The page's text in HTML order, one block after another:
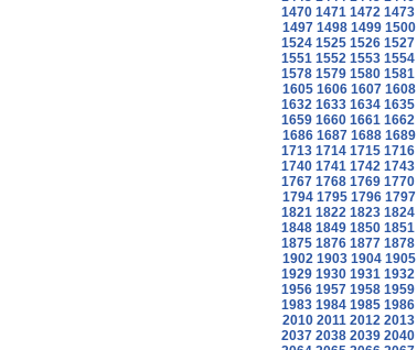
1470 1471 1472 1473
1497 1498 1499 1500
1524 1525 1526 1527
1551 1552 1553 1554
1578 1579 1580 1581
1605 1606 1607 1608
1632 1633 1634 1635
1659 1660 1661 1662
1686 1687 1688 1689
1713 1714 1715 1716
1740 1741 1742 1743
1767 1768 1769 1770
1794 1795 1796 1797
1821 1822 1823 1824
1848 1849 1850 1851
1875 1876 1877 1878
1902 1903 1904 1905
1929 1930 1931 1932
1956 1957 1958 1959
1983 1984 1985 1986
2010 2011 2012 2013
2037 2038 2039 2040